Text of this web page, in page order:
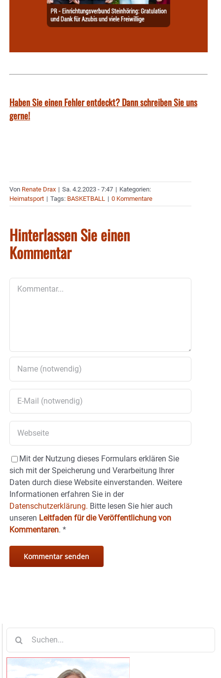
Haben Sie einen Fehler entdeckt? Dann schreiben Sie uns
gerne!
Von Renate Drax | Sa. 4.2.2023 - 7:47 | Kategorien:
Heimatsport | Tags: BASKETBALL | 0 Kommentare
Hinterlassen Sie einen
Kommentar
Mit der Nutzung dieses Formulars erklären Sie
sich mit der Speicherung und Verarbeitung Ihrer
Daten durch diese Website einverstanden. Weitere
Informationen erfahren Sie in der
Datenschutzerklärung. Bitte lesen Sie hier auch
unseren Leitfaden für die Veröffentlichung von
Kommentaren. *
nach: